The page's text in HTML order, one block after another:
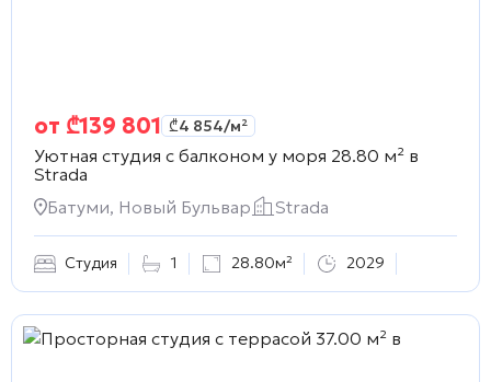
от ₾139 801 ₾4 854/м²
Уютная студия с балконом у моря 28.80 м² в
Strada
Батуми, Новый Бульвар
Strada
Студия 1 28.80м² 2029